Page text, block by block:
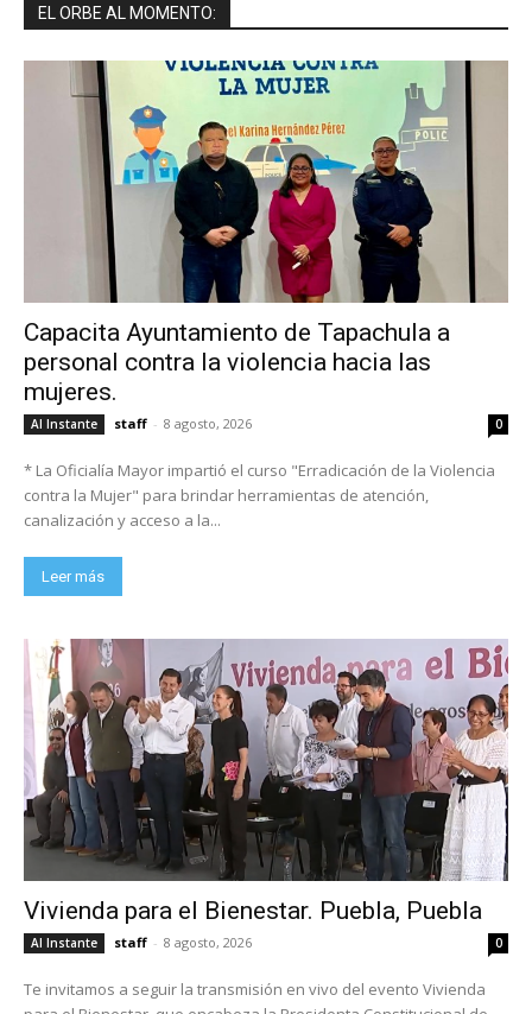
EL ORBE AL MOMENTO:
Capacita Ayuntamiento de Tapachula a
personal contra la violencia hacia las
mujeres.
Al Instante staff - 8 agosto, 2026 0
* La Oficialía Mayor impartió el curso "Erradicación de la Violencia
contra la Mujer" para brindar herramientas de atención,
canalización y acceso a la...
Leer más
Vivienda para el Bienestar. Puebla, Puebla
Al Instante staff - 8 agosto, 2026 0
Te invitamos a seguir la transmisión en vivo del evento Vivienda